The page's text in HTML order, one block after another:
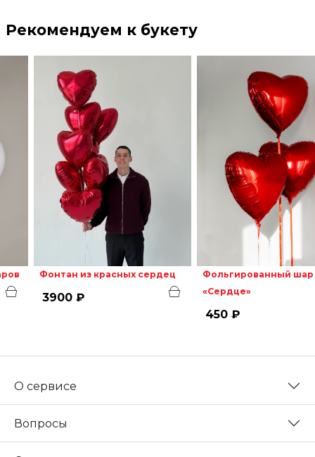
Рекомендуем к букету
Фонтан из красных сердец
3900 ₽
Фольгированный шар
«Сердце»
450 ₽
О сервисе
Вопросы